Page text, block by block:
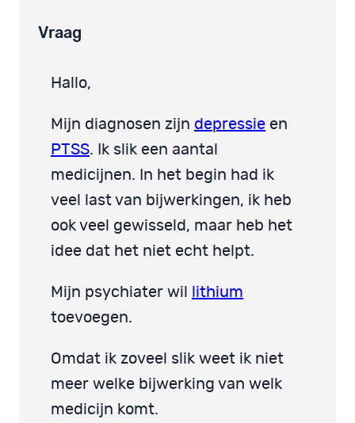
Vraag
Hallo,
Mijn diagnosen zijn depressie en
PTSS. Ik slik een aantal
medicijnen. In het begin had ik
veel last van bijwerkingen, ik heb
ook veel gewisseld, maar heb het
idee dat het niet echt helpt.
Mijn psychiater wil
lithium
toevoegen.
Omdat ik zoveel slik weet ik niet
meer welke bijwerking van welk
medicijn komt.